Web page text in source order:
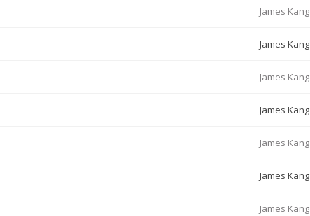
James Kang
James Kang
James Kang
James Kang
James Kang
James Kang
James Kang